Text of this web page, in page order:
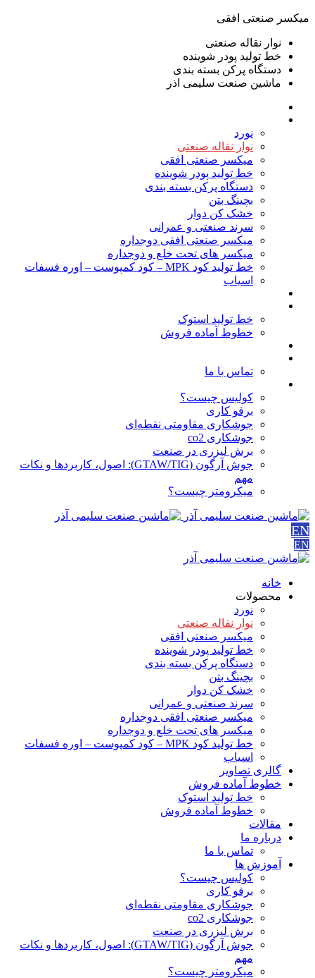
ميكسر صنعتی افقی
نوار نقاله صنعتی
خط تولید پودر شوينده
دستگاه پرکن بسته بندی
ماشين صنعت سليمی اذر
نورد
نوار نقاله صنعتی
ميكسر صنعتی افقی
خط تولید پودر شوينده
دستگاه پرکن بسته بندی
بچينگ بتن
خشک کن دوار
سرند صنعتی و عمرانی
میکسر صنعتی افقی دوجداره
میکسر های تحت خلع و دوجداره
خط تولید کود MPK – کود کمپوست – اوره فسفات
اسیاب
خط تولید استوک
خطوط آماده فروش
تماس با ما
کولیس چیست؟
برقو کاری
جوشکاری مقاومتی نقطه‌ای
جوشکاری co2
برش لیزری در صنعت
جوش آرگون (GTAW/TIG): اصول، کاربردها و نکات
مهم
میکرومتر چیست؟
EN
EN
خانه
محصولات
نورد
نوار نقاله صنعتی
ميكسر صنعتی افقی
خط تولید پودر شوينده
دستگاه پرکن بسته بندی
بچينگ بتن
خشک کن دوار
سرند صنعتی و عمرانی
میکسر صنعتی افقی دوجداره
میکسر های تحت خلع و دوجداره
خط تولید کود MPK – کود کمپوست – اوره فسفات
اسیاب
گالری تصاویر
خطوط آماده فروش
خط تولید استوک
خطوط آماده فروش
مقالات
درباره ما
تماس با ما
آموزش ها
کولیس چیست؟
برقو کاری
جوشکاری مقاومتی نقطه‌ای
جوشکاری co2
برش لیزری در صنعت
جوش آرگون (GTAW/TIG): اصول، کاربردها و نکات
مهم
میکرومتر چیست؟